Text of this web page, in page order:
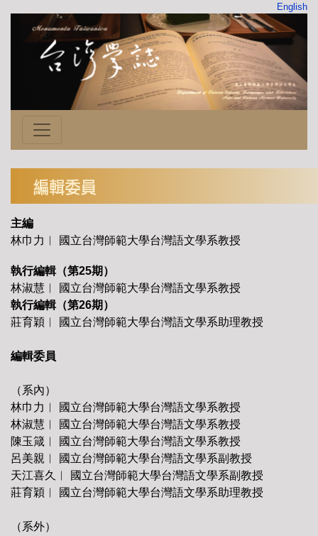
English
主編
林巾力︱ 國立台灣師範大學台灣語文學系教授
執行編輯（第25期）
林淑慧︱ 國立台灣師範大學台灣語文學系教授
執行編輯（第26期）
莊育穎︱ 國立台灣師範大學台灣語文學系助理教授
編輯委員
（系內）
林巾力︱ 國立台灣師範大學台灣語文學系教授
林淑慧︱ 國立台灣師範大學台灣語文學系教授
陳玉箴︱ 國立台灣師範大學台灣語文學系教授
呂美親︱ 國立台灣師範大學台灣語文學系副教授
天江喜久︱ 國立台灣師範大學台灣語文學系副教授
莊育穎︱ 國立台灣師範大學台灣語文學系助理教授
（系外）